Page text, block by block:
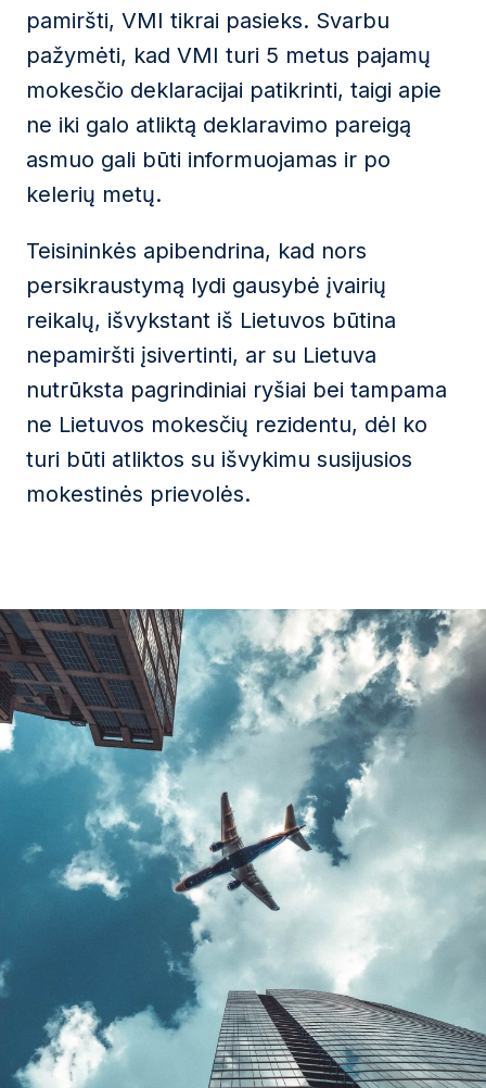
pamiršti, VMI tikrai pasieks. Svarbu
pažymėti, kad VMI turi 5 metus pajamų
mokesčio deklaracijai patikrinti, taigi apie
ne iki galo atliktą deklaravimo pareigą
asmuo gali būti informuojamas ir po
kelerių metų.
Teisininkės apibendrina, kad nors
persikraustymą lydi gausybė įvairių
reikalų, išvykstant iš Lietuvos būtina
nepamiršti įsivertinti, ar su Lietuva
nutrūksta pagrindiniai ryšiai bei tampama
ne Lietuvos mokesčių rezidentu, dėl ko
turi būti atliktos su išvykimu susijusios
mokestinės prievolės.